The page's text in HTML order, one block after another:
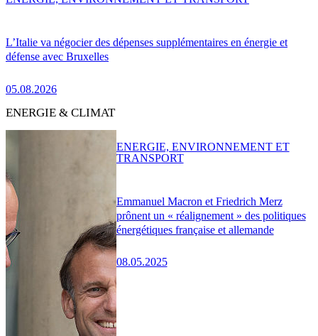
L’Italie va négocier des dépenses supplémentaires en énergie et
défense avec Bruxelles
05.08.2026
ENERGIE & CLIMAT
Emmanuel Macron et Friedrich Merz
prônent un « réalignement » des politiques
énergétiques française et allemande
08.05.2025
ENERGIE, ENVIRONNEMENT ET
TRANSPORT